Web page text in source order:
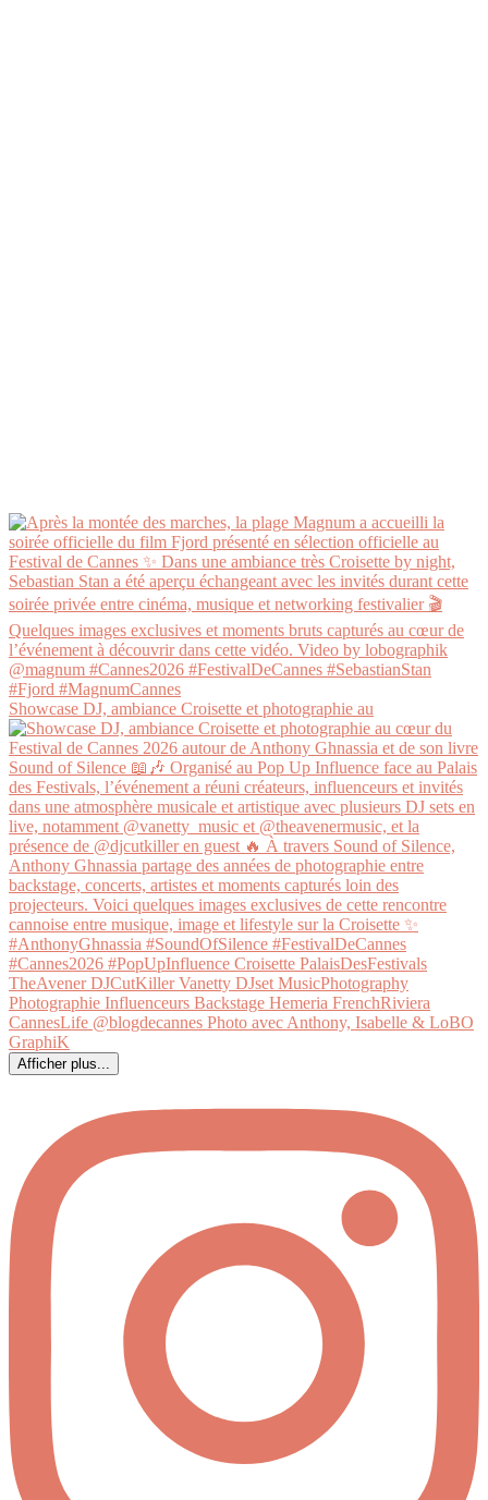
Showcase DJ, ambiance Croisette et photographie au
Afficher plus...